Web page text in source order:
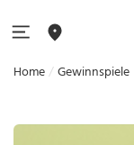
Home Gewinnspiele